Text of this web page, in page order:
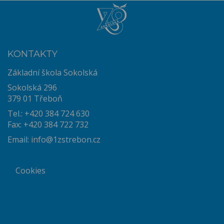
KONTAKTY
Základní škola Sokolská
Sokolská 296
379 01 Třeboň
Tel.: +420 384 724 630
Fax: +420 384 722 732
Email: info@1zstrebon.cz
Cookies